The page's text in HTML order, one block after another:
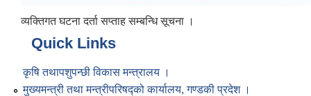
व्यक्तिगत घटना दर्ता सप्ताह सम्बन्धि सूचना ।
Quick Links
कृषि तथापशुपन्छी विकास मन्त्रालय ।
मुख्यमन्त्री तथा मन्त्रीपरिषद्को कार्यालय, गण्डकी प्रदेश ।